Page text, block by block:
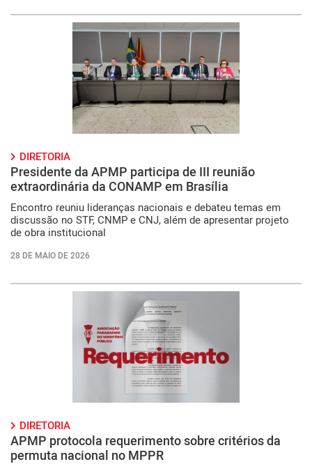
DIRETORIA
Presidente da APMP participa de III reunião
extraordinária da CONAMP em Brasília
Encontro reuniu lideranças nacionais e debateu temas em
discussão no STF, CNMP e CNJ, além de apresentar projeto
de obra institucional
28 DE MAIO DE 2026
DIRETORIA
APMP protocola requerimento sobre critérios da
permuta nacional no MPPR